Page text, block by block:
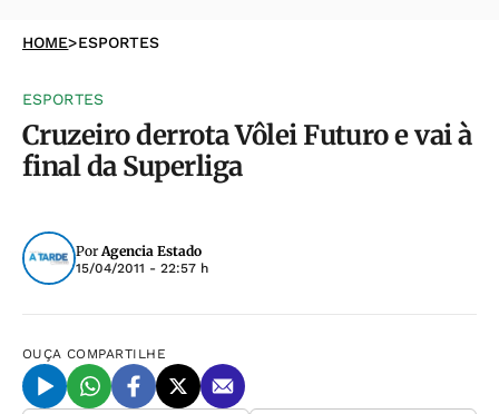
HOME>ESPORTES
ESPORTES
Cruzeiro derrota Vôlei Futuro e vai à
final da Superliga
PorAgencia Estado
15/04/2011 - 22:57 h
OUÇA COMPARTILHE